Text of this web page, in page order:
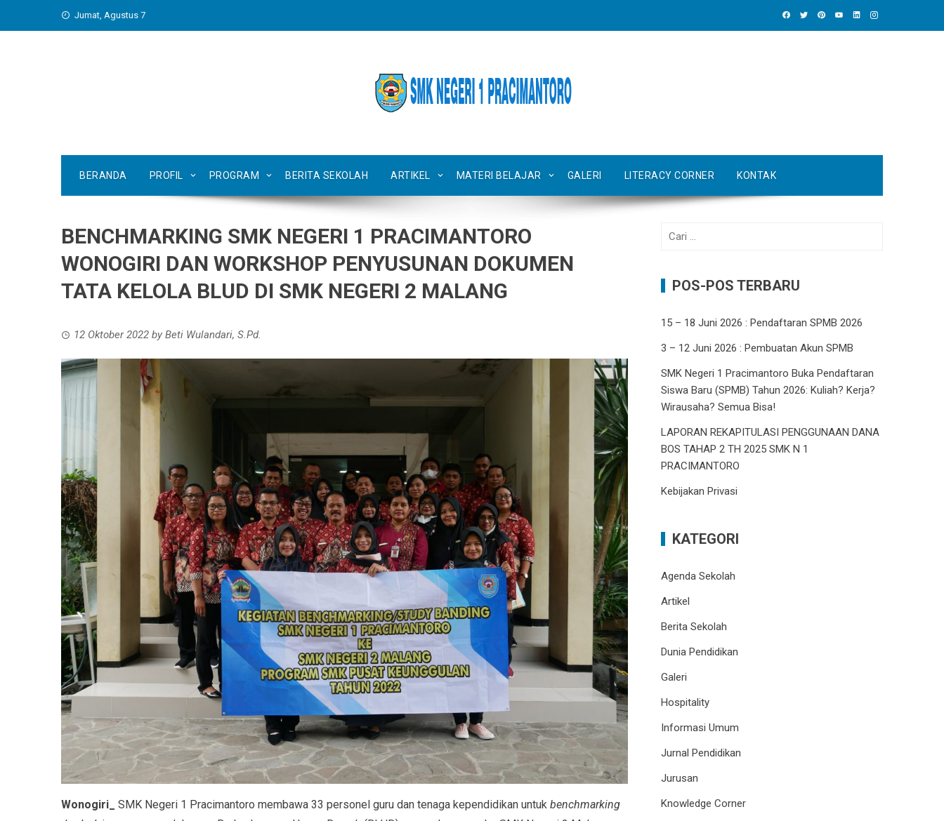
Jumat, Agustus 7
BERANDA PROFIL PROGRAM BERITA SEKOLAH ARTIKEL MATERI BELAJAR GALERI LITERACY CORNER KONTAK
BENCHMARKING SMK NEGERI 1 PRACIMANTORO
WONOGIRI DAN WORKSHOP PENYUSUNAN DOKUMEN
TATA KELOLA BLUD DI SMK NEGERI 2 MALANG
12 Oktober 2022 by Beti Wulandari, S.Pd.
Wonogiri_ SMK Negeri 1 Pracimantoro membawa 33 personel guru dan tenaga kependidikan untuk benchmarking
Cari
POS-POS TERBARU
15 – 18 Juni 2026 : Pendaftaran SPMB 2026
3 – 12 Juni 2026 : Pembuatan Akun SPMB
SMK Negeri 1 Pracimantoro Buka Pendaftaran
Siswa Baru (SPMB) Tahun 2026: Kuliah? Kerja?
Wirausaha? Semua Bisa!
LAPORAN REKAPITULASI PENGGUNAAN DANA
BOS TAHAP 2 TH 2025 SMK N 1
PRACIMANTORO
Kebijakan Privasi
KATEGORI
Agenda Sekolah
Artikel
Berita Sekolah
Dunia Pendidikan
Galeri
Hospitality
Informasi Umum
Jurnal Pendidikan
Jurusan
Knowledge Corner